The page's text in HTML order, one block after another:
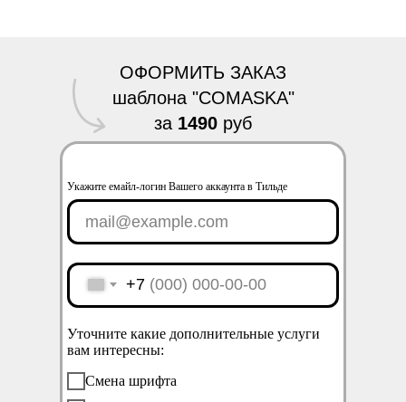
ОФОРМИТЬ ЗАКАЗ
шаблона "COMASKA"
за 1490 руб
Укажите емайл-логин Вашего аккаунта в Тильде
mail@example.com
+7
Уточните какие дополнительные услуги
вам интересны:
Смена шрифта